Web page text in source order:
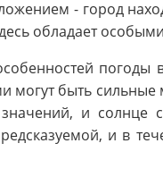
- город
обладает
погоды
могут быть
значений, и солнце
и в